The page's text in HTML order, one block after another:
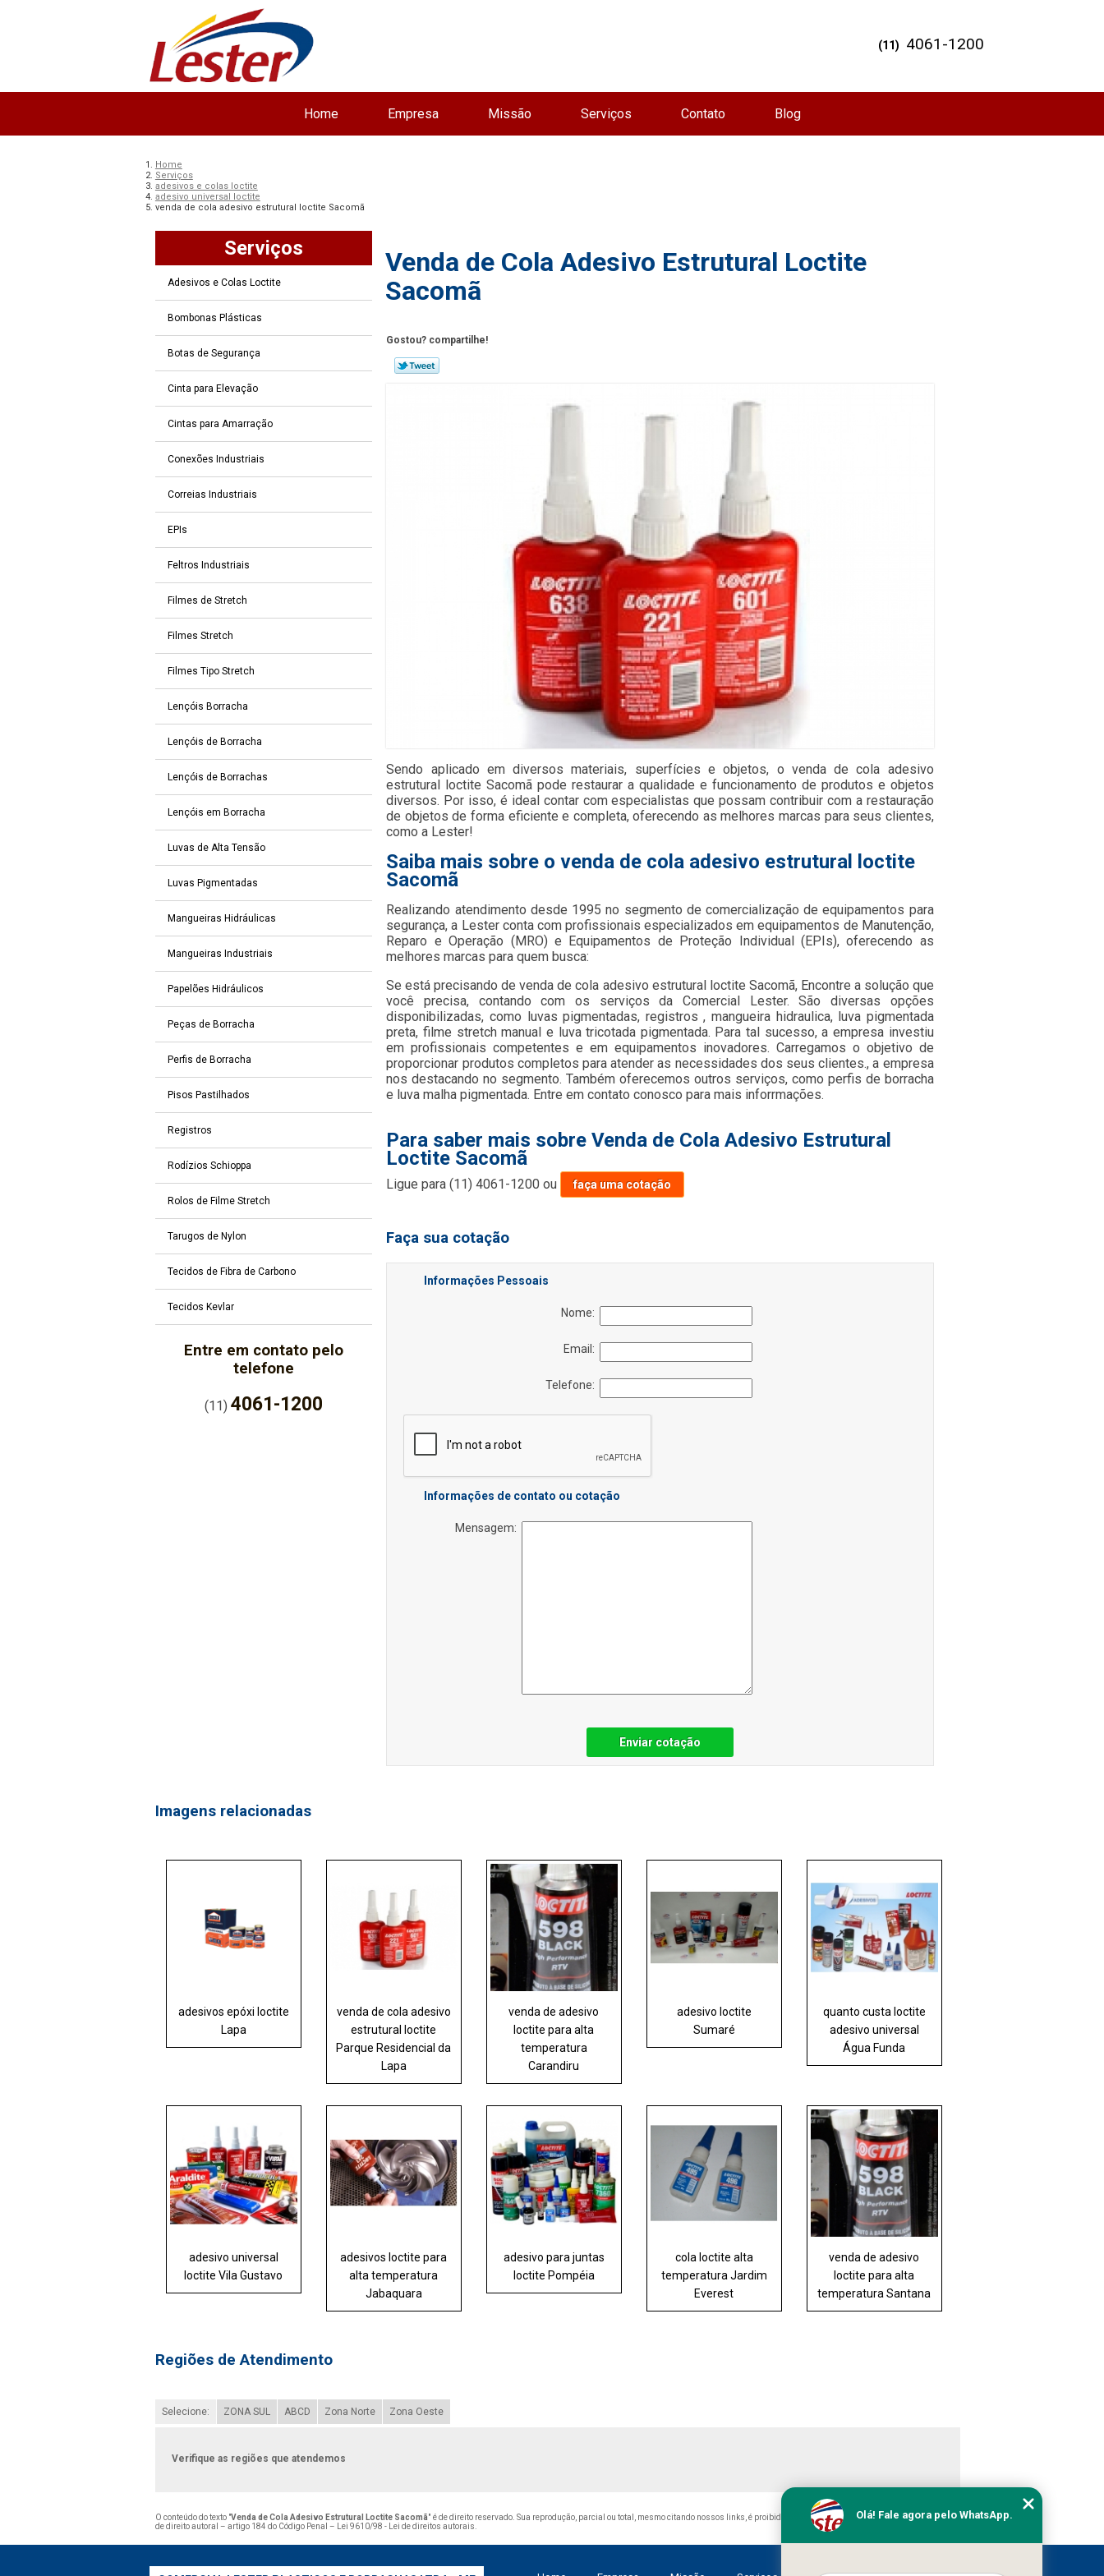
Home Empresa Missão Serviços Contato Blog
(11) 4061-1200
Home
Serviços
adesivos e colas loctite
adesivo universal loctite
venda de cola adesivo estrutural loctite Sacomã
Serviços
Adesivos e Colas Loctite
Bombonas Plásticas
Botas de Segurança
Cinta para Elevação
Cintas para Amarração
Conexões Industriais
Correias Industriais
EPIs
Feltros Industriais
Filmes de Stretch
Filmes Stretch
Filmes Tipo Stretch
Lençóis Borracha
Lençóis de Borracha
Lençóis de Borrachas
Lençóis em Borracha
Luvas de Alta Tensão
Luvas Pigmentadas
Mangueiras Hidráulicas
Mangueiras Industriais
Papelões Hidráulicos
Peças de Borracha
Perfis de Borracha
Pisos Pastilhados
Registros
Rodízios Schioppa
Rolos de Filme Stretch
Tarugos de Nylon
Tecidos de Fibra de Carbono
Tecidos Kevlar
Entre em contato pelo
telefone
(11)4061-1200
Venda de Cola Adesivo Estrutural Loctite
Sacomã
Gostou? compartilhe!
Sendo aplicado em diversos materiais, superfícies e objetos, o venda de cola adesivo
estrutural loctite Sacomã pode restaurar a qualidade e funcionamento de produtos e objetos
diversos. Por isso, é ideal contar com especialistas que possam contribuir com a restauração
de objetos de forma eficiente e completa, oferecendo as melhores marcas para seus clientes,
como a Lester!
Saiba mais sobre o venda de cola adesivo estrutural loctite
Sacomã
Realizando atendimento desde 1995 no segmento de comercialização de equipamentos para
segurança, a Lester conta com profissionais especializados em equipamentos de Manutenção,
Reparo e Operação (MRO) e Equipamentos de Proteção Individual (EPIs), oferecendo as
melhores marcas para quem busca:
Se está precisando de venda de cola adesivo estrutural loctite Sacomã, Encontre a solução que
você precisa, contando com os serviços da Comercial Lester. São diversas opções
disponibilizadas, como luvas pigmentadas, registros , mangueira hidraulica, luva pigmentada
preta, filme stretch manual e luva tricotada pigmentada. Para tal sucesso, a empresa investiu
em profissionais competentes e em equipamentos inovadores. Carregamos o objetivo de
proporcionar produtos completos para atender as necessidades dos seus clientes., a empresa
nos destacando no segmento. Também oferecemos outros serviços, como perfis de borracha
e luva malha pigmentada. Entre em contato conosco para mais inforrmações.
Para saber mais sobre Venda de Cola Adesivo Estrutural
Loctite Sacomã
Ligue para(11) 4061-1200 ou faça uma cotação
Faça sua cotação
Informações Pessoais
Nome:
Email:
Telefone:
Informações de contato ou cotação
Mensagem:
Enviar cotação
Imagens relacionadas
adesivos epóxi loctite
Lapa
venda de cola adesivo
estrutural loctite
Parque Residencial da
Lapa
venda de adesivo
loctite para alta
temperatura
Carandiru
adesivo loctite
Sumaré
quanto custa loctite
adesivo universal
Água Funda
adesivo universal
loctite Vila Gustavo
adesivos loctite para
alta temperatura
Jabaquara
adesivo para juntas
loctite Pompéia
cola loctite alta
temperatura Jardim
Everest
venda de adesivo
loctite para alta
temperatura Santana
Regiões de Atendimento
Selecione: ZONA SUL ABCD Zona Norte Zona Oeste
Verifique as regiões que atendemos
O conteúdo do texto "Venda de Cola Adesivo Estrutural Loctite Sacomã" é de direito reservado. Sua reprodução, parcial ou total, mesmo citando nossos links, é proibida sem a autorização do autor. Crime de violação
de direito autoral – artigo 184 do Código Penal – Lei 9610/98 - Lei de direitos autorais.
Olá! Fale agora pelo WhatsApp.